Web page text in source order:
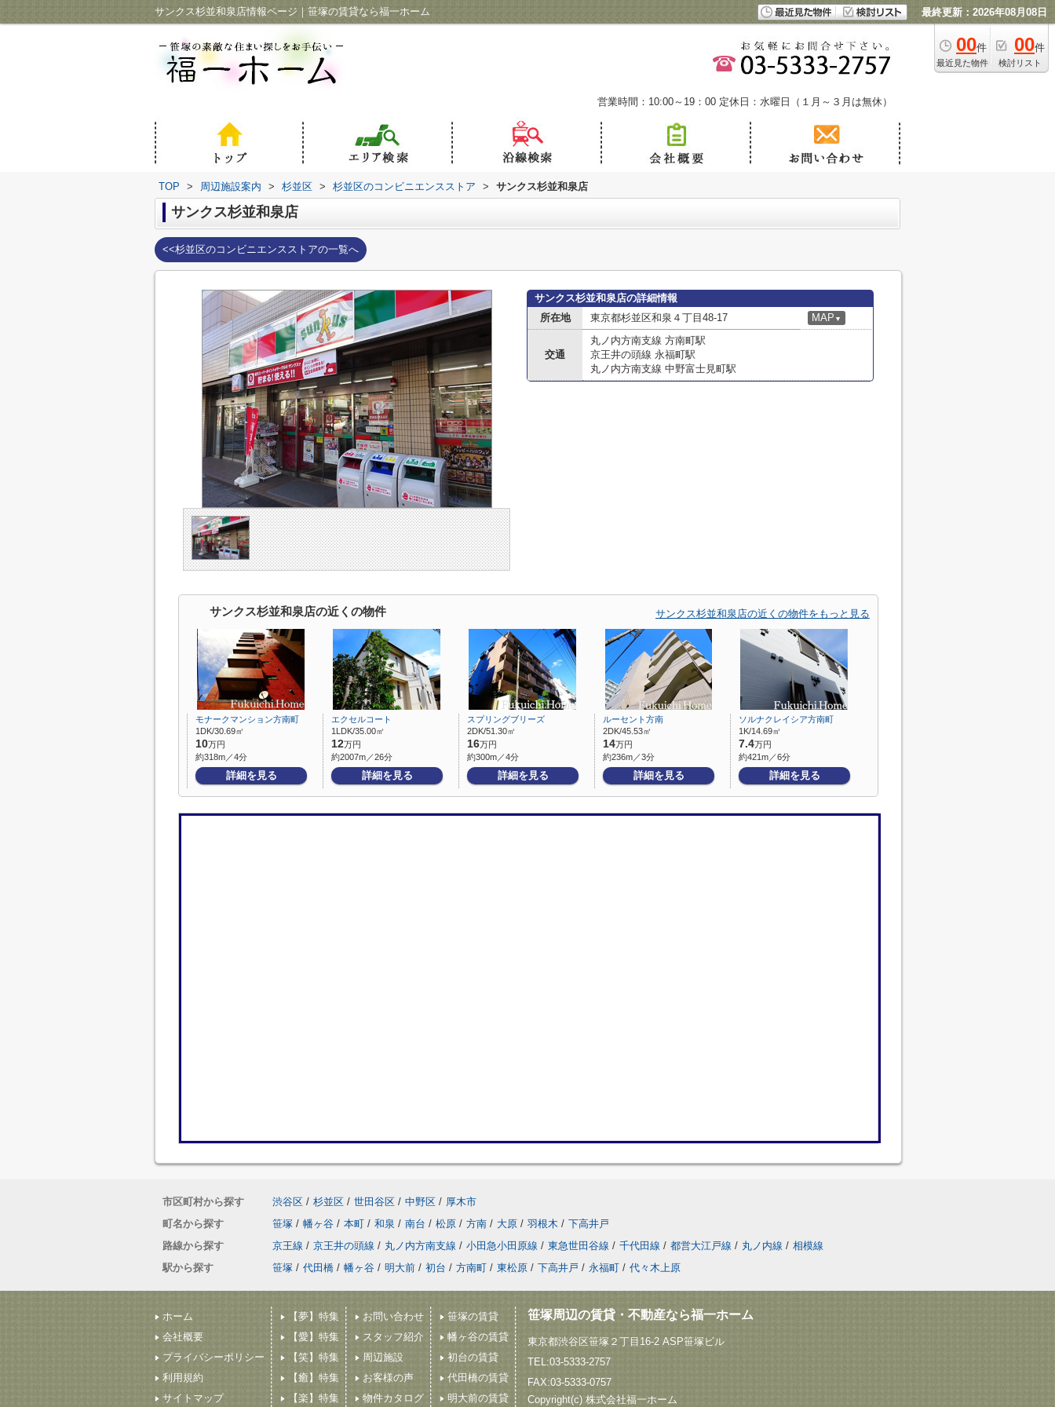
サンクス杉並和泉店情報ページ｜笹塚の賃貸なら福一ホーム 最終更新：2026年08月08日
00件
最近見た物件
00件
検討リスト
営業時間：10:00～19：00 定休日：水曜日（１月～３月は無休）
TOP > 周辺施設案内 > 杉並区 > 杉並区のコンビニエンスストア > サンクス杉並和泉店
サンクス杉並和泉店
<<杉並区のコンビニエンスストアの一覧へ
サンクス杉並和泉店の詳細情報
所在地
東京都杉並区和泉４丁目48-17 MAP ▼
交通
丸ノ内方南支線 方南町駅
京王井の頭線 永福町駅
丸ノ内方南支線 中野富士見町駅
サンクス杉並和泉店の近くの物件 サンクス杉並和泉店の近くの物件をもっと見る
モナークマンション方南町
1DK/30.69㎡
10万円
約318m／4分
詳細を見る
エクセルコート
1LDK/35.00㎡
12万円
約2007m／26分
詳細を見る
スプリングブリーズ
2DK/51.30㎡
16万円
約300m／4分
詳細を見る
ルーセント方南
2DK/45.53㎡
14万円
約236m／3分
詳細を見る
ソルナクレイシア方南町
1K/14.69㎡
7.4万円
約421m／6分
詳細を見る
市区町村から探す 渋谷区 / 杉並区 / 世田谷区 / 中野区 / 厚木市
町名から探す
笹塚 / 幡ヶ谷 / 本町 / 和泉 / 南台 / 松原 / 方南 / 大原 / 羽根木 / 下高井戸
路線から探す
京王線 / 京王井の頭線 / 丸ノ内方南支線 / 小田急小田原線 / 東急世田谷線 / 千代田線 / 都営大江戸線 / 丸ノ内線 / 相模線
駅から探す
笹塚 / 代田橋 / 幡ヶ谷 / 明大前 / 初台 / 方南町 / 東松原 / 下高井戸 / 永福町 / 代々木上原
ホーム
会社概要
プライバシーポリシー
利用規約
サイトマップ
【夢】特集
【愛】特集
【笑】特集
【癒】特集
【楽】特集
お問い合わせ
スタッフ紹介
周辺施設
お客様の声
物件カタログ
笹塚の賃貸
幡ヶ谷の賃貸
初台の賃貸
代田橋の賃貸
明大前の賃貸
笹塚周辺の賃貸・不動産なら福一ホーム
東京都渋谷区笹塚２丁目16-2 ASP笹塚ビル
TEL:03-5333-2757
FAX:03-5333-0757
Copyright(c) 株式会社福一ホーム